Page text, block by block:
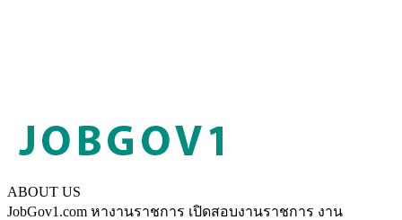
ABOUT US
JobGov1.com หางานราชการ เปิดสอบงานราชการ งาน